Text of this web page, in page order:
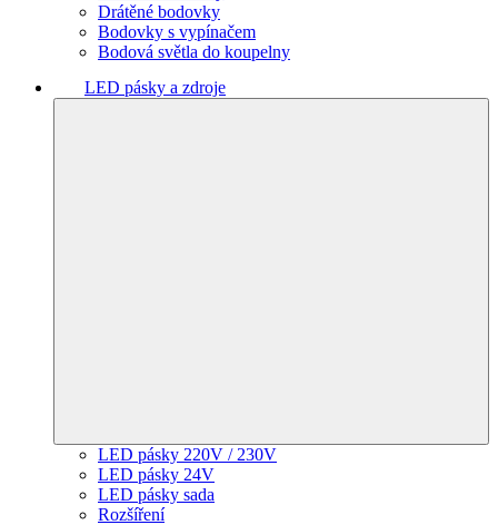
Drátěné bodovky
Bodovky s vypínačem
Bodová světla do koupelny
LED pásky a zdroje
LED pásky 220V / 230V
LED pásky 24V
LED pásky sada
Rozšíření